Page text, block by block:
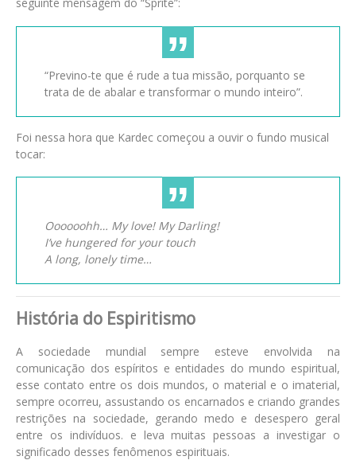
“Previno-te que é rude a tua missão, porquanto se
trata de de abalar e transformar o mundo inteiro”.
Foi nessa hora que Kardec começou a ouvir o fundo musical
tocar:
Oooooohh… My love! My Darling!
I’ve hungered for your touch
A long, lonely time…
História do Espiritismo
A sociedade mundial sempre esteve envolvida na
comunicação dos espíritos e entidades do mundo espiritual,
esse contato entre os dois mundos, o material e o imaterial,
sempre ocorreu, assustando os encarnados e criando grandes
restrições na sociedade, gerando medo e desespero geral
entre os indivíduos. e leva muitas pessoas a investigar o
significado desses fenômenos espirituais.